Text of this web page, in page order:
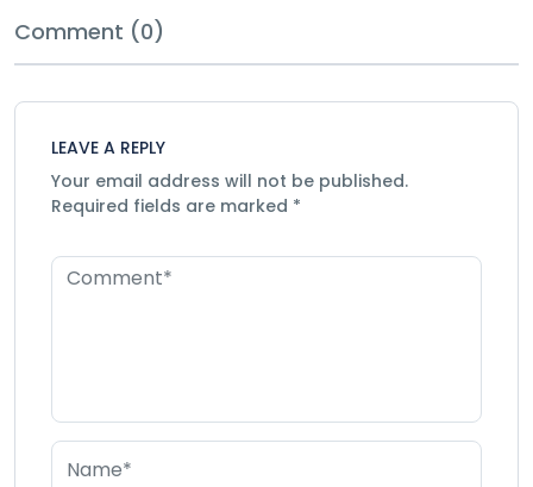
Comment (0)
LEAVE A REPLY
Your email address will not be published.
Required fields are marked *